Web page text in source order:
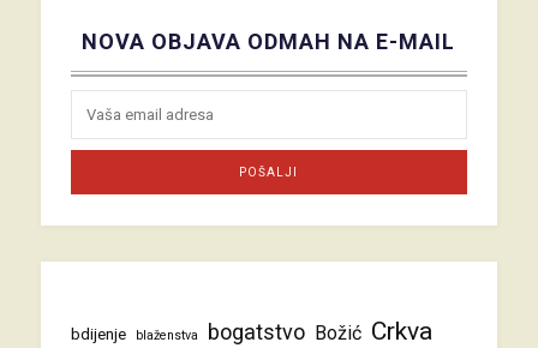
NOVA OBJAVA ODMAH NA E-MAIL
bdijenje blaženstva bogatstvo Božić Crkva